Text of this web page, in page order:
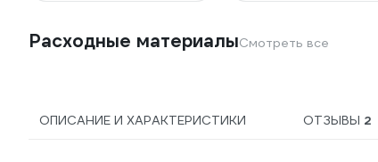
Расходные материалыСмотреть все
ОПИСАНИЕ И ХАРАКТЕРИСТИКИ ОТЗЫВЫ 2